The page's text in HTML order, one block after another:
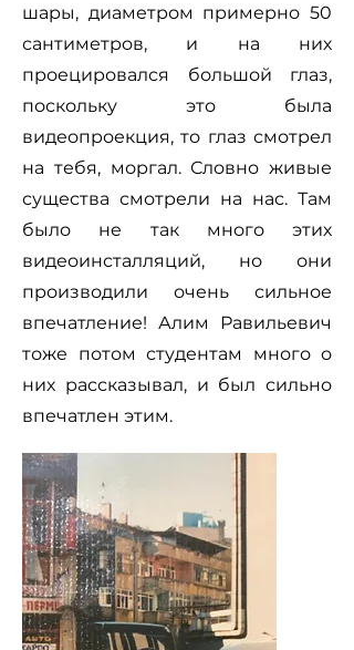
шары, диаметром примерно 50
сантиметров, и на них
проецировался большой глаз,
поскольку это была
видеопроекция, то глаз смотрел
на тебя, моргал. Словно живые
существа смотрели на нас. Там
было не так много этих
видеоинсталляций, но они
производили очень сильное
впечатление! Алим Равильевич
тоже потом студентам много о
них рассказывал, и был сильно
впечатлен этим.